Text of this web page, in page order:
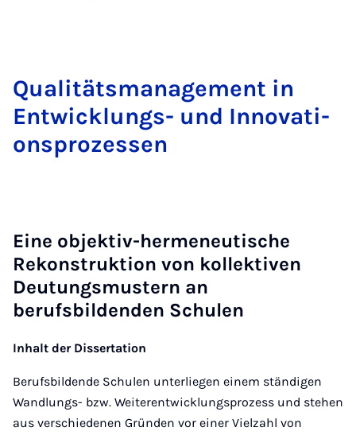
Qua­li­täts­ma­na­ge­ment in
Ent­wick­lungs- und In­no­va­ti­
ons­pro­zes­sen
Eine objektiv-hermeneutische
Rekonstruktion von kollektiven
Deutungsmustern an
berufsbildenden Schulen
Inhalt der Dissertation
Berufsbildende Schulen unterliegen einem ständigen
Wandlungs- bzw. Weiterentwicklungsprozess und stehen
aus verschiedenen Gründen vor einer Vielzahl von